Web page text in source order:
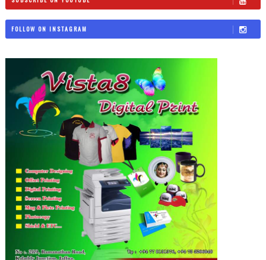
FOLLOW ON INSTAGRAM